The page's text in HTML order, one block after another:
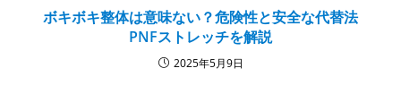
ボキボキ整体は意味ない？危険性と安全な代替法
PNFストレッチを解説
2025年5月9日